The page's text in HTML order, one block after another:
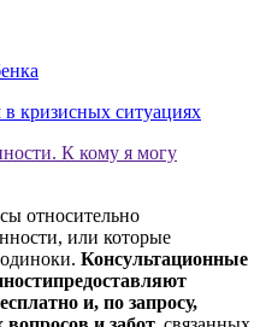
кризисных ситуациях
К кому я могу
относительно
или которые
Консультационные
предоставляют
и, по запросу,